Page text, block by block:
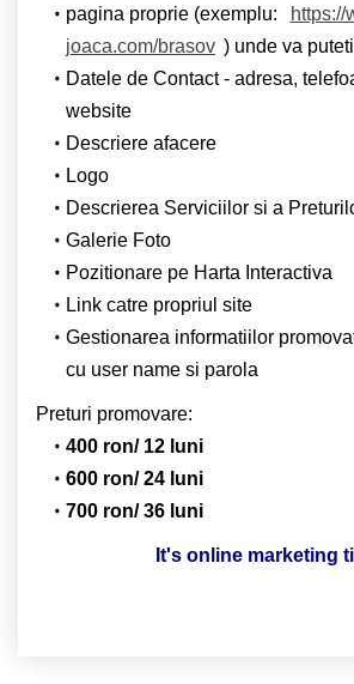
pagina proprie (exemplu:
https://
joaca.com/brasov ) unde va
Datele de Contact - adresa,
website
Descriere afacere
Logo
Descrierea Serviciilor si a
Galerie Foto
Pozitionare pe Harta Interactiva
Link catre propriul site
Gestionarea informatiilor
cu user name si parola
Preturi promovare:
400 ron/ 12 luni
600 ron/ 24 luni
700 ron/ 36 luni
It's online marketing